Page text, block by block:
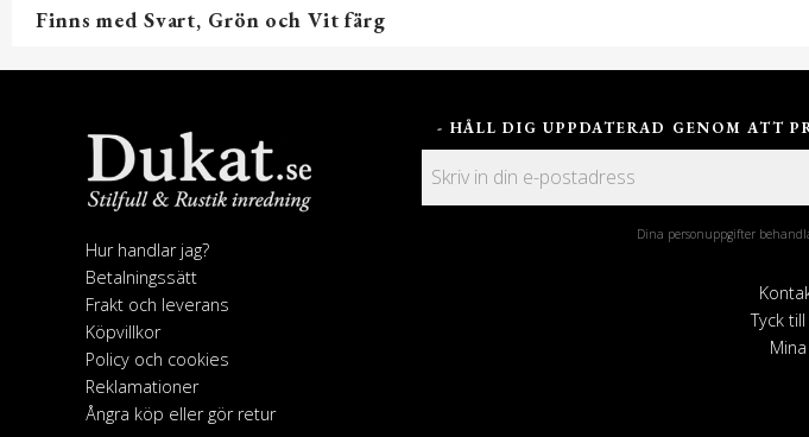
Finns med Svart, Grön och Vit färg
Hur handlar jag?
Betalningssätt
Frakt och leverans
Köpvillkor
Policy och cookies
Reklamationer
Ångra köp eller gör retur
- HÅLL DIG UPPDATERAD GENOM ATT
Dina personuppgifter
Tyck